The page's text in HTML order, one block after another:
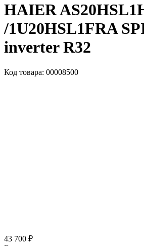
HAIER
/1U20HSL1FRA
inverter R32
Код товара: 00008500
43 700 ₽